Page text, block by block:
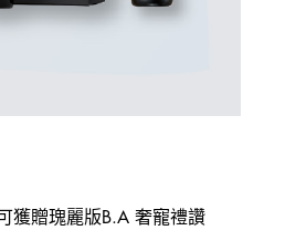
獲贈瑰麗版B.A 奢寵禮讚